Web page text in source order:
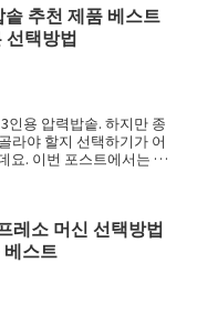
추천 제품 베스트
선택방법
인용 압력밥솥. 하지만 종
라야 할지 선택하기가 어
요. 이번 포스트에서는 3
레소 머신 선택방법
스트